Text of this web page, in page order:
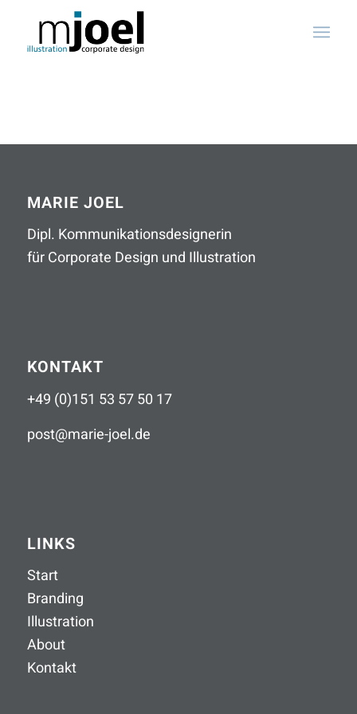
MARIE JOEL
Dipl. Kommunikationsdesignerin
für Corporate Design und Illustration
KONTAKT
+49 (0)151 53 57 50 17
post@marie-joel.de
LINKS
Start
Branding
Illustration
About
Kontakt